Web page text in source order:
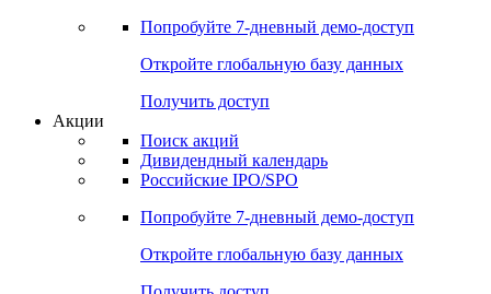
Попробуйте 7-дневный демо-доступ
Откройте глобальную базу данных
Получить доступ
Акции
Поиск акций
Дивидендный календарь
Российские IPO/SPO
Попробуйте 7-дневный демо-доступ
Откройте глобальную базу данных